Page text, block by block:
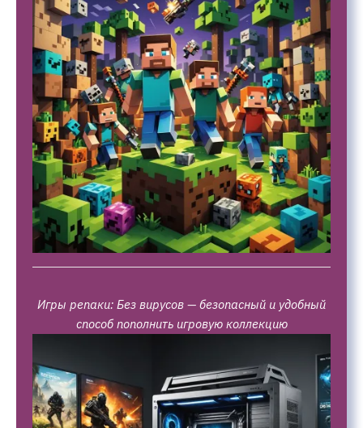
Игры репаки: Без вирусов — безопасный и удобный
способ пополнить игровую коллекцию